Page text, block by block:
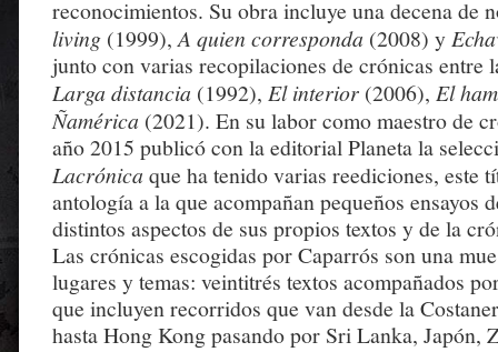
reconocimientos. Su obra incluye una decena de
living (1999),A quien corresponda (2008) y
junto con varias recopilaciones de crónicas entre
Larga distancia (1992), El interior (2006), El
Ñamérica (2021). En su labor como maestro de
año 2015 publicó con la editorial Planeta la
Lacrónica que ha tenido varias reediciones, este
antología a la que acompañan pequeños ensayos
distintos aspectos de sus propios textos y de la
Las crónicas escogidas por Caparrós son una
lugares y temas: veintitrés textos acompañados
que incluyen recorridos que van desde la
hasta Hong Kong pasando por Sri Lanka, Japón,